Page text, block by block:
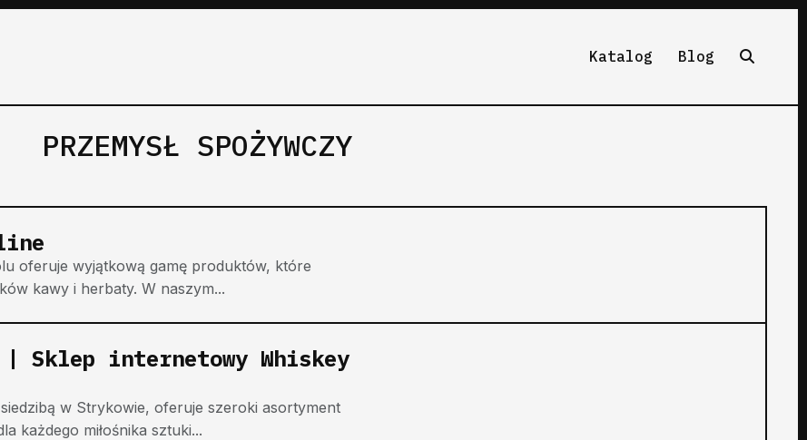
Katalog Blog
PRZEMYSŁ SPOŻYWCZY
oferuje wyjątkową gamę produktów, które
kawy i herbaty. W naszym...
Sklep internetowy Whiskey
w Strykowie, oferuje szeroki asortyment
każdego miłośnika sztuki...